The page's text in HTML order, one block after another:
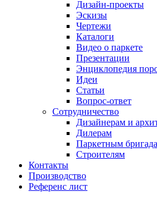
Дизайн-проекты
Эскизы
Чертежи
Каталоги
Видео о паркете
Презентации
Энциклопедия
Идеи
Статьи
Вопрос-ответ
Сотрудничество
Дизайнерам и
Дилерам
Паркетным
Строителям
Контакты
Производство
Референс лист